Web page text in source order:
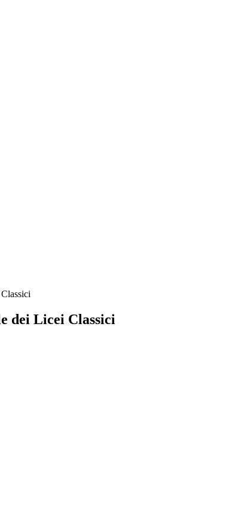
dei Licei Classici